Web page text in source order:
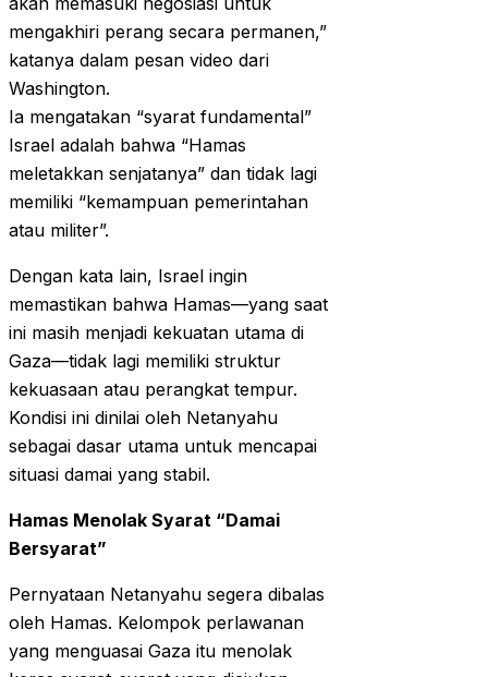
mengakhiri perang secara permanen,”
katanya dalam pesan video dari
Washington.
Ia mengatakan “syarat fundamental”
Israel adalah bahwa “Hamas
meletakkan senjatanya” dan tidak lagi
memiliki “kemampuan pemerintahan
atau militer”.
Dengan kata lain, Israel ingin
memastikan bahwa Hamas—yang saat
ini masih menjadi kekuatan utama di
Gaza—tidak lagi memiliki struktur
kekuasaan atau perangkat tempur.
Kondisi ini dinilai oleh Netanyahu
sebagai dasar utama untuk mencapai
situasi damai yang stabil.
Hamas Menolak Syarat “Damai
Bersyarat”
Pernyataan Netanyahu segera dibalas
oleh Hamas. Kelompok perlawanan
yang menguasai Gaza itu menolak